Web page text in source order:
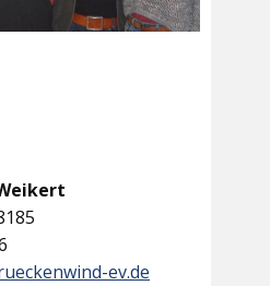
ev.de